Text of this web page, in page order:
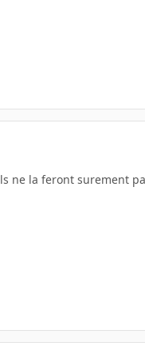
ne la feront surement